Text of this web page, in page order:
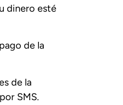
dinero esté
de la
de la
SMS.